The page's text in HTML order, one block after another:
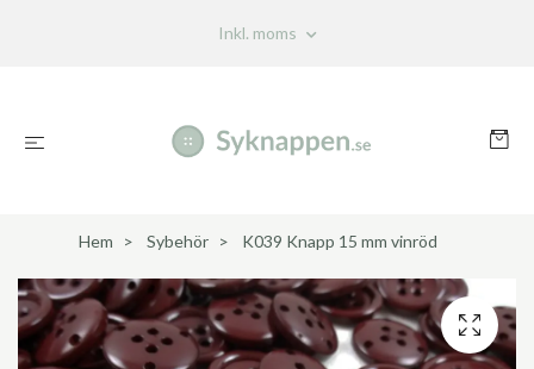
Inkl. moms
Hem Sybehör K039 Knapp 15 mm vinröd